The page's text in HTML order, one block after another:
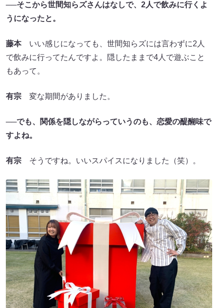
──そこから世間知らズさんはなしで、2人で飲みに行くよ
うになったと。
藤本いい感じになっても、世間知らズには言わずに2人
で飲みに行ってたんですよ。隠したままで4人で遊ぶこと
もあって。
有宗 変な期間がありました。
──でも、関係を隠しながらっていうのも、恋愛の醍醐味で
すよね。
有宗 そうですね。いいスパイスになりました（笑）。